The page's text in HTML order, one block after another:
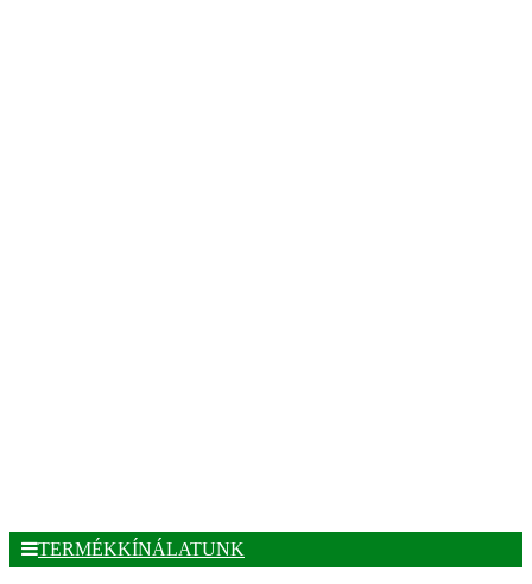
TERMÉKKÍNÁLATUNK